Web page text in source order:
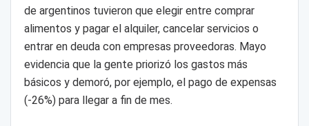
de argentinos tuvieron que elegir entre comprar
alimentos y pagar el alquiler, cancelar servicios o
entrar en deuda con empresas proveedoras. Mayo
evidencia que la gente priorizó los gastos más
básicos y demoró, por ejemplo, el pago de expensas
(-26%) para llegar a fin de mes.